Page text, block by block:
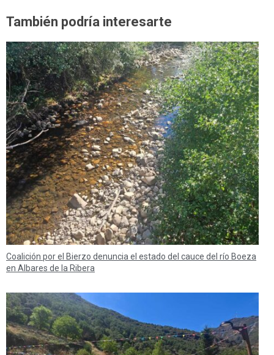
También podría interesarte
Coalición por el Bierzo denuncia el estado del cauce del río Boeza
en Albares de la Ribera